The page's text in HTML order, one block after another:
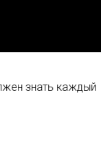
знать каждый